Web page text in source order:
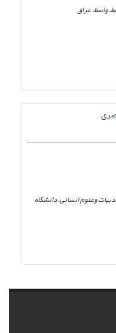
واسط، عراق
وعلوم انسانی، دانشگاه